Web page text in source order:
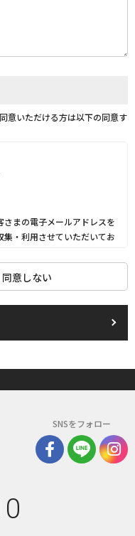
意いただける方は以下の同意す
まの電子メールアドレスを
・利用させていただいてお
「お客さま情報」といいま
の責務を果たすために、次
宜取扱いの改善に努めま
ま情報を取り扱うように要
を特定して通知または公表
止するために必要な 対策を
本人からの開示、訂正、削
、誠意をもって対応いたし
の取り扱いをいたします。
同意しない
SNSをフォロー